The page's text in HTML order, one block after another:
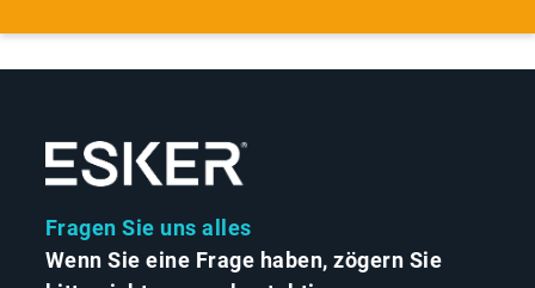
Fragen Sie uns alles
Wenn Sie eine Frage haben, zögern Sie